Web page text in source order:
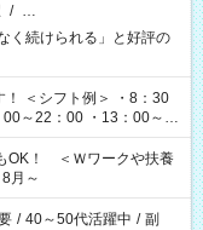
/ …
く続けられる」と好評の
～22：00 ・13：00～
OK！ ＜Ｗワークや扶養
月～
/ 40～50代活躍中 / 副